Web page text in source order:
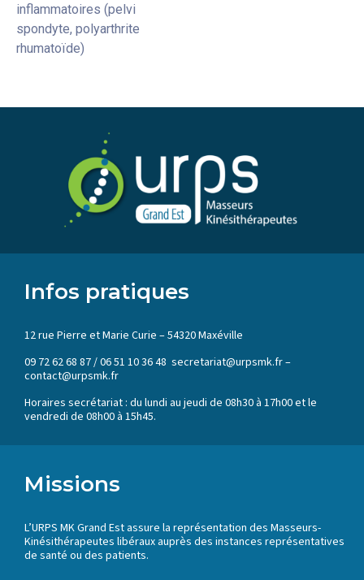
inflammatoires (pelvi
spondyte, polyarthrite
rhumatoïde)
Infos pratiques
12 rue Pierre et Marie Curie – 54320 Maxéville
09 72 62 68 87 / 06 51 10 36 48 secretariat@urpsmk.fr –
contact@urpsmk.fr
Horaires secrétariat : du lundi au jeudi de 08h30 à 17h00 et le
vendredi de 08h00 à 15h45.
Missions
L’URPS MK Grand Est assure la représentation des Masseurs-
Kinésithérapeutes libéraux auprès des instances représentatives
de santé ou des patients.